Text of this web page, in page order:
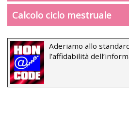
Calcolo ciclo mestruale
Aderiamo allo
l’affidabilità